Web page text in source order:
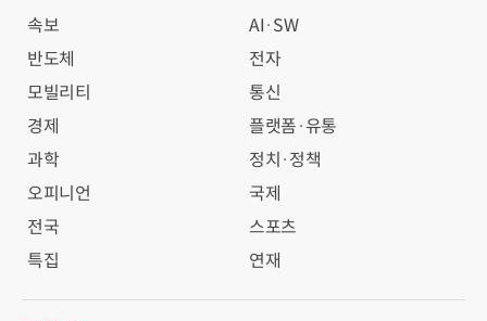
속보
AI·SW
반도체
전자
모빌리티
통신
경제
플랫폼·유통
과학
정치·정책
오피니언
국제
전국
스포츠
특집
연재